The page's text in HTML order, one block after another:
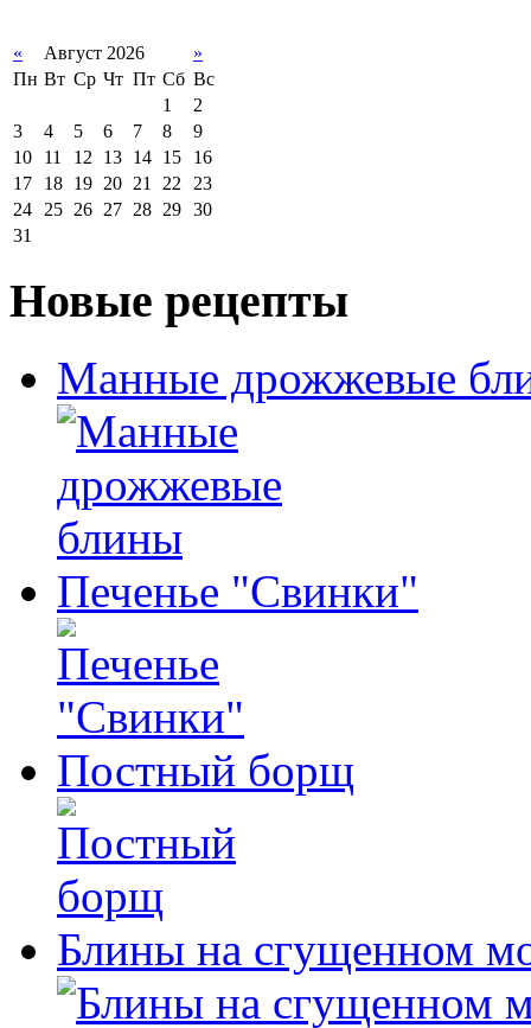
« Август 2026
»
Пн Вт Ср Чт Пт Сб Вс
1
2
3
4 5 6 7 8
9
10
11 12 13 14 15
16
17
18 19 20 21 22 23
24 25 26 27 28 29 30
31
Новые рецепты
Манные дрожжевые
Печенье "Свинки"
Постный борщ
Блины на сгущенном